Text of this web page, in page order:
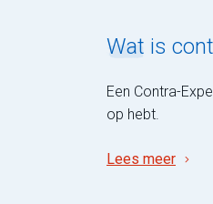
Wat is
Een Contra-
op hebt.
Lees meer